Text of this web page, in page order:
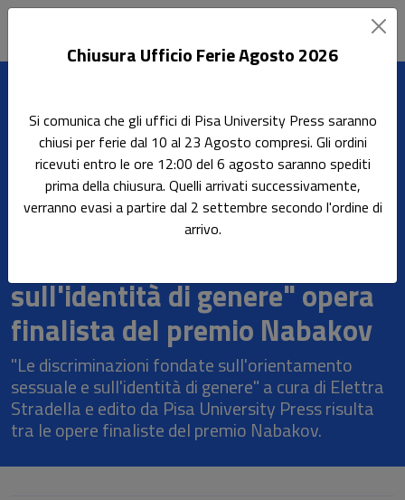
Home News News
"Le discriminazioni fondate sull'orientamento sessuale e
sull'identità di genere" opera finalista del premio Nabakov
"Le discriminazioni fondate
sull'identità di genere" opera
finalista del premio Nabakov
"Le discriminazioni fondate sull'orientamento
sessuale e sull'identità di genere" a cura di Elettra
Stradella e edito da Pisa University Press risulta
tra le opere finaliste del premio Nabakov.
Chiusura Ufficio Ferie Agosto 2026
Si comunica che gli uffici di Pisa University Press saranno
chiusi per ferie dal 10 al 23 Agosto compresi. Gli ordini
ricevuti entro le ore 12:00 del 6 agosto saranno spediti
prima della chiusura. Quelli arrivati successivamente,
verranno evasi a partire dal 2 settembre secondo l'ordine di
arrivo.